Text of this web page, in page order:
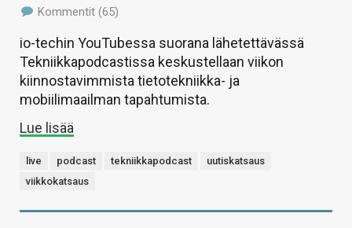
Kommentit (65)
io-techin YouTubessa suorana lähetettävässä
Tekniikkapodcastissa keskustellaan viikon
kiinnostavimmista tietotekniikka- ja
mobiilimaailman tapahtumista.
Lue lisää
live podcast tekniikkapodcast
uutiskatsaus
viikkokatsaus